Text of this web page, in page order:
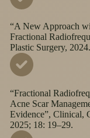
“A New Approach
Fractional
Plastic Surgery, 2024.
“Fractional
Acne Scar
Evidence”, Clinical,
2025; 18: 19–29.